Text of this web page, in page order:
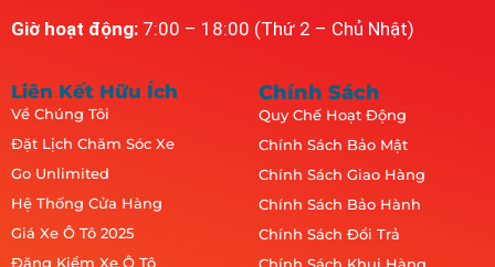
Giờ hoạt động: 7:00 – 18:00 (Thứ 2 – Chủ Nhật)
Liên Kết Hữu Ích
Về Chúng Tôi
Đặt Lịch Chăm Sóc Xe
Go Unlimited
Hệ Thống Cửa Hàng
Giá Xe Ô Tô 2025
Đăng Kiểm Xe Ô Tô
Chính Sách
Quy Chế Hoạt Động
Chính Sách Bảo Mật
Chính Sách Giao Hàng
Chính Sách Bảo Hành
Chính Sách Đổi Trả
Chính Sách Khui Hàng